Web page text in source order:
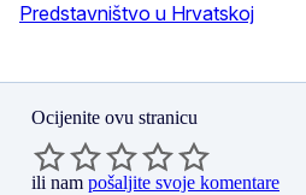
Predstavništvo u Hrvatskoj
Ocijenite ovu stranicu
ili nam pošaljite svoje komentare